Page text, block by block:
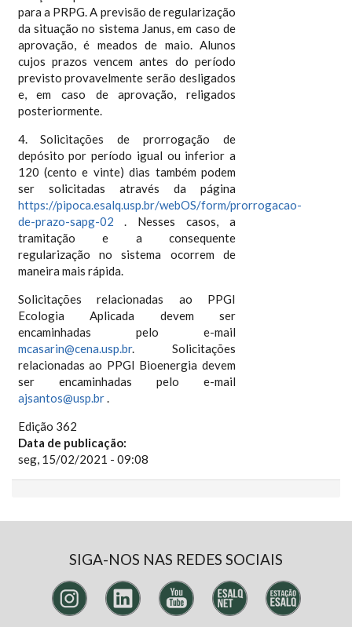
para a PRPG. A previsão de regularização
da situação no sistema Janus, em caso de
aprovação, é meados de maio. Alunos
cujos prazos vencem antes do período
previsto provavelmente serão desligados
e, em caso de aprovação, religados
posteriormente.
4. Solicitações de prorrogação de
depósito por período igual ou inferior a
120 (cento e vinte) dias também podem
ser solicitadas através da página
https://pipoca.esalq.usp.br/webOS/form/prorrogacao-
de-prazo-sapg-02 . Nesses casos, a
tramitação e a consequente
regularização no sistema ocorrem de
maneira mais rápida.
Solicitações relacionadas ao PPGI
Ecologia Aplicada devem ser
encaminhadas pelo e-mail
mcasarin@cena.usp.br. Solicitações
relacionadas ao PPGI Bioenergia devem
ser encaminhadas pelo e-mail
ajsantos@usp.br.
Edição 362
Data de publicação:
seg, 15/02/2021 - 09:08
SIGA-NOS NAS REDES SOCIAIS